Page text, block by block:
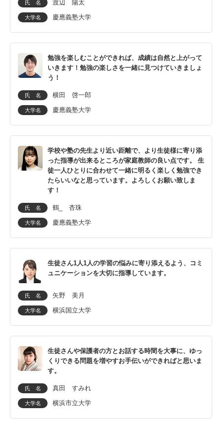
氏 名 渡辺 陽太
大学名 慶應義塾大学
勉強を楽しむことができれば、成績は自然と上がって
いきます！勉強の楽しさを一緒に見つけていきましょ
う！
氏 名 横田 啓一郎
大学名 慶應義塾大学
学校や塾の先生より近い距離で、より生徒様に寄り添
った指導が出来るところが家庭教師の良い点です。 生
徒一人ひとりに合わせて一緒に明るく楽しく勉強でき
たらいいなと思っています。よろしくお願い致しま
す！
氏 名 鶴_ 杏珠
大学名 慶應義塾大学
生徒さん1人1人の学習の悩みに寄り添えるよう、コミ
ュニケーションを大切に指導しています。
氏 名 矢野 美月
大学名 横浜国立大学
生徒さんや保護者の方とお話する時間を大事に、ゆっ
くりできる問題を増やすお手伝いができればと思いま
す。
氏 名 真田 すみれ
大学名 横浜市立大学